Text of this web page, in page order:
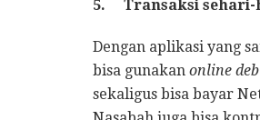
5. Transaksi
Dengan aplikasi yang
bisa gunakan online
sekaligus bisa bayar